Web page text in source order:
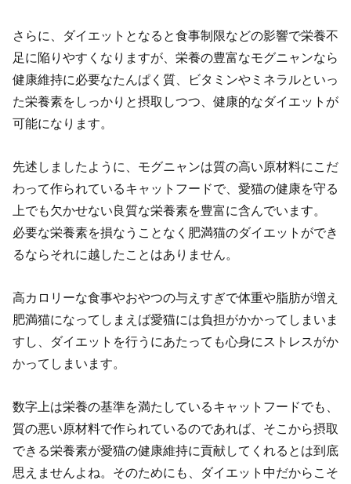
さらに、ダイエットとなると食事制限などの影響で栄養不
足に陥りやすくなりますが、栄養の豊富なモグニャンなら
健康維持に必要なたんぱく質、ビタミンやミネラルといっ
た栄養素をしっかりと摂取しつつ、健康的なダイエットが
可能になります。
先述しましたように、モグニャンは質の高い原材料にこだ
わって作られているキャットフードで、愛猫の健康を守る
上でも欠かせない良質な栄養素を豊富に含んでいます。
必要な栄養素を損なうことなく肥満猫のダイエットができ
るならそれに越したことはありません。
高カロリーな食事やおやつの与えすぎで体重や脂肪が増え
肥満猫になってしまえば愛猫には負担がかかってしまいま
すし、ダイエットを行うにあたっても心身にストレスがか
かってしまいます。
数字上は栄養の基準を満たしているキャットフードでも、
質の悪い原材料で作られているのであれば、そこから摂取
できる栄養素が愛猫の健康維持に貢献してくれるとは到底
思えませんよね。そのためにも、ダイエット中だからこそ